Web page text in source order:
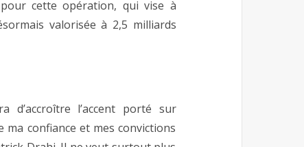
cette opération, qui vise à
valorisée à 2,5 milliards
d’accroître l’accent porté sur
confiance et mes convictions